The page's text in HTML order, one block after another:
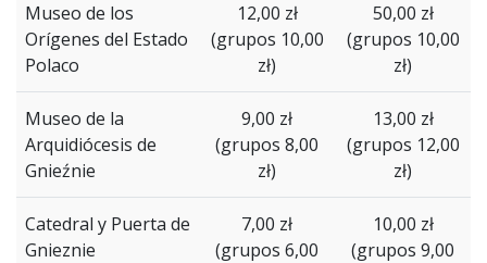
Museo de los
Orígenes del Estado
Polaco
12,00 zł
(grupos 10,00
zł)
50,00 zł
(grupos 10,00
zł)
Museo de la
Arquidiócesis de
Gnieźnie
9,00 zł
(grupos 8,00
zł)
13,00 zł
(grupos 12,00
zł)
Catedral y Puerta de
Gnieznie
7,00 zł
(grupos 6,00
10,00 zł
(grupos 9,00